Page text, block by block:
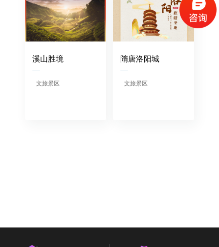
（请手机扫码观看课程）
溪山胜境
文旅景区
隋唐洛阳城
文旅景区